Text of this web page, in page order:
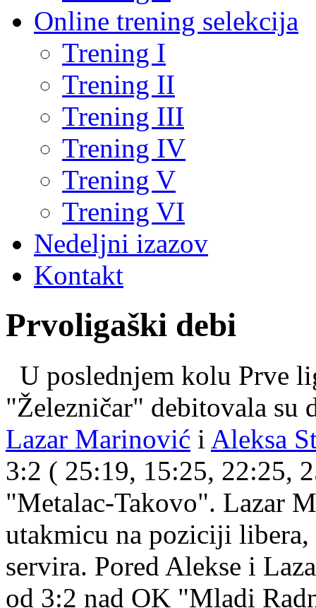
Online trening selekcija
Trening I
Trening II
Trening III
Trening IV
Trening V
Trening VI
Nedeljni izazov
Kontakt
Prvoligaški debi
U poslednjem kolu Prve
"Železničar" debitovala su
Lazar Marinović i Aleksa
3:2 ( 25:19, 15:25, 22:25,
"Metalac-Takovo". Lazar
utakmicu na poziciji
servira. Pored Alekse i
od 3:2 nad OK "Mladi